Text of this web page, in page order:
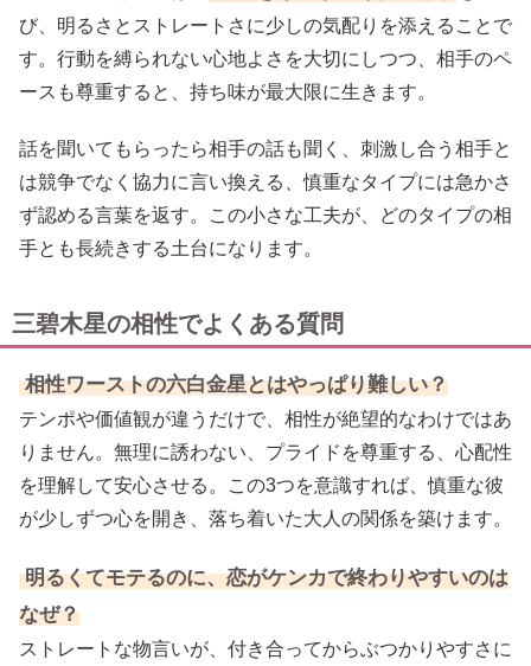
び、明るさとストレートさに少しの気配りを添えることで
す。行動を縛られない心地よさを大切にしつつ、相手のペ
ースも尊重すると、持ち味が最大限に生きます。
話を聞いてもらったら相手の話も聞く、刺激し合う相手と
は競争でなく協力に言い換える、慎重なタイプには急かさ
ず認める言葉を返す。この小さな工夫が、どのタイプの相
手とも長続きする土台になります。
三碧木星の相性でよくある質問
相性ワーストの六白金星とはやっぱり難しい？
テンポや価値観が違うだけで、相性が絶望的なわけではあ
りません。無理に誘わない、プライドを尊重する、心配性
を理解して安心させる。この3つを意識すれば、慎重な彼
が少しずつ心を開き、落ち着いた大人の関係を築けます。
明るくてモテるのに、恋がケンカで終わりやすいのは
なぜ？
ストレートな物言いが、付き合ってからぶつかりやすさに